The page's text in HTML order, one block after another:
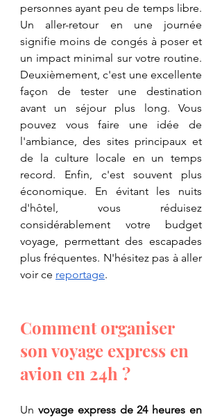
personnes ayant peu de temps libre.
Un aller-retour en une journée
signifie moins de congés à poser et
un impact minimal sur votre routine.
Deuxièmement, c'est une excellente
façon de tester une destination
avant un séjour plus long. Vous
pouvez vous faire une idée de
l'ambiance, des sites principaux et
de la culture locale en un temps
record. Enfin, c'est souvent plus
économique. En évitant les nuits
d'hôtel, vous réduisez
considérablement votre budget
voyage, permettant des escapades
plus fréquentes. N'hésitez pas à aller
voir ce reportage.
Comment organiser
son voyage express en
avion en 24h ?
Un voyage express de 24 heures en